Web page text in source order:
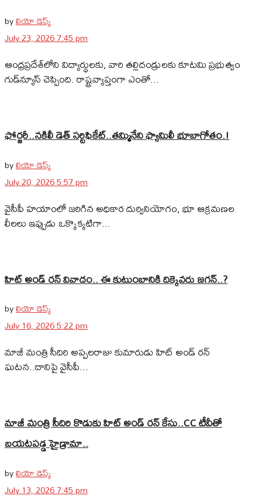
byలియో డెస్క్
July 23, 2026 7:45 pm
ఆంధ్రప్రదేశ్‌లోని విద్యార్థులకు, వారి తల్లిదండ్రులకు కూటమి ప్రభుత్వం
గుడ్‌న్యూస్ చెప్పింది. రాష్ట్రవ్యాప్తంగా ఎంతో...
ఫోర్జరీ..నకిలీ డెత్ సర్టిఫికేట్..తమ్మినేని ఫ్యామిలీ భూబాగోతం.!
byలియో డెస్క్
July 20, 2026 5:57 pm
వైసీపీ హయాంలో జరిగిన అధికార దుర్వినియోగం, భూ ఆక్రమణల
లీలలు ఇప్పుడు ఒక్కొక్కటిగా...
హిట్ అండ్ రన్ వివాదం.. ఈ కుటుంబానికి దిక్కెవరు జగన్..?
byలియో డెస్క్
July 16, 2026 5:22 pm
మాజీ మంత్రి సీదిరి అప్పలరాజు కుమారుడు హిట్ అండ్ రన్‌
ఘటన..దానిపై వైసీపీ...
మాజీ మంత్రి సీదిరి కొడుకు హిట్ అండ్ రన్ కేసు..CC టీవీతో
బయటపడ్డ హైడ్రామా..
byలియో డెస్క్
July 13, 2026 7:45 pm